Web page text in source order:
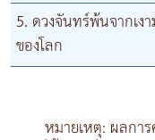
5. ดวงจันทร์พ้นจากเง
ของโลก
หมายเหตุ: ผลกา